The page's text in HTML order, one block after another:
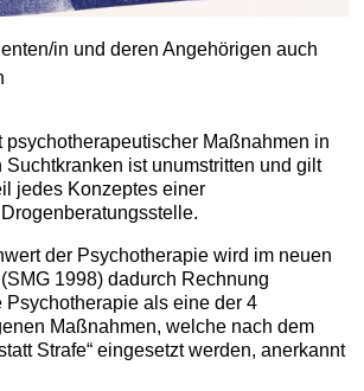
in und deren Angehörigen auch
psychotherapeutischer Maßnahmen in
Suchtkranken ist unumstritten und gilt
jedes Konzeptes einer
der Psychotherapie wird im neuen
1998) dadurch Rechnung
Psychotherapie als eine der 4
Maßnahmen, welche nach dem
Strafe“ eingesetzt werden, anerkannt